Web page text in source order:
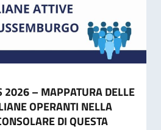
2026 – MAPPATURA DELLE
OPERANTI NELLA
DI QUESTA